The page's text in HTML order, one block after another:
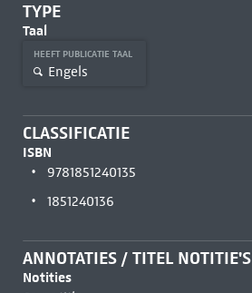
TYPE
Taal
HEEFT PUBLICATIE TAAL
Engels
CLASSIFICATIE
ISBN
9781851240135
1851240136
ANNOTATIES / TITEL NOTITIE'S
Notities